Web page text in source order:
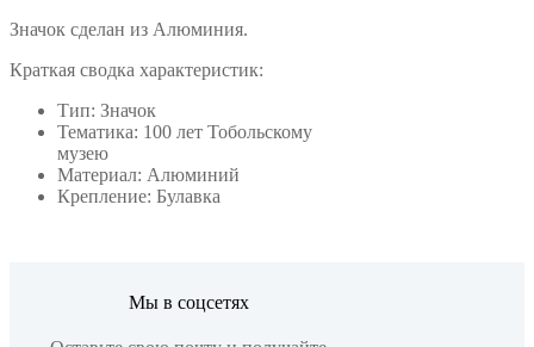
Значок сделан из Алюминия.
Краткая сводка характеристик:
Тип: Значок
Тематика: 100 лет Тобольскому
музею
Материал: Алюминий
Крепление: Булавка
Мы в соцсетях